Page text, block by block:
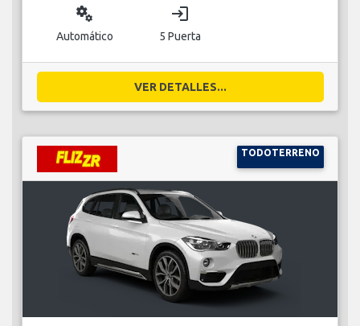
miscellaneous_services
Automático
login
5 Puerta
VER DETALLES...
TODOTERRENO